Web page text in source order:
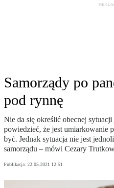
Samorządy po
pod rynnę
Nie da się określić obecnej
powiedzieć, że jest umiarkowanie
być. Jednak sytuacja nie jest
samorządu – mówi Cezary
Publikacja: 22.05.2021 12:51